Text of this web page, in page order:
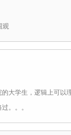
观
大学生，逻辑上可以
。。。